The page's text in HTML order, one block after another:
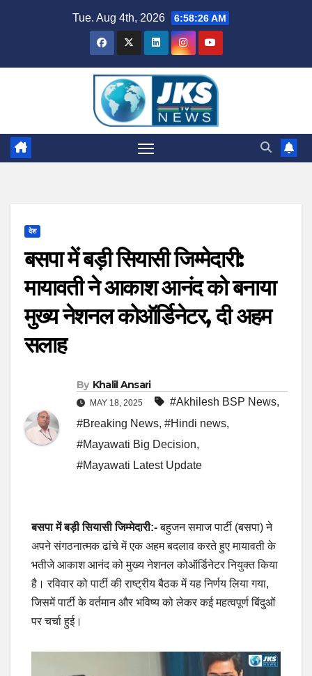
Tue. Aug 4th, 2026 6:58:27 AM
देश
बसपा में बड़ी सियासी जिम्मेदारी:
मायावती ने आकाश आनंद को बनाया
मुख्य नेशनल कोऑर्डिनेटर, दी अहम
सलाह
By Khalil Ansari
MAY 18, 2025 #Akhilesh BSP News,
#Breaking News, #Hindi news,
#Mayawati Big Decision,
#Mayawati Latest Update
बसपा में बड़ी सियासी जिम्मेदारी:-बहुजन समाज पार्टी (बसपा) ने
अपने संगठनात्मक ढांचे में एक अहम बदलाव करते हुए मायावती के
भतीजे आकाश आनंद को मुख्य नेशनल कोऑर्डिनेटर नियुक्त किया
है। रविवार को पार्टी की राष्ट्रीय बैठक में यह निर्णय लिया गया,
जिसमें पार्टी के वर्तमान और भविष्य को लेकर कई महत्वपूर्ण बिंदुओं
पर चर्चा हुई।